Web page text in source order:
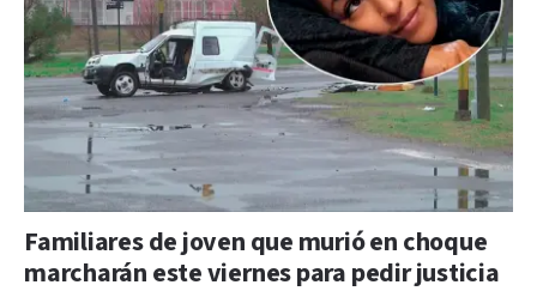
Familiares de joven que murió en choque
marcharán este viernes para pedir justicia